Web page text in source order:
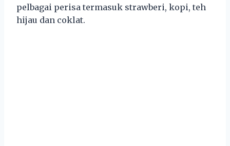
pelbagai perisa termasuk strawberi, kopi, teh
hijau dan coklat.